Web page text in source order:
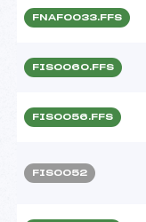
FNAF0033.FFS
FIS0060.FFS
FIS0056.FFS
FIS0052